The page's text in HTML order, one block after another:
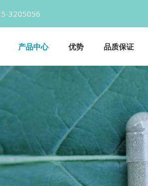
0535-3205056 邮
产品中心 优势 品质保证